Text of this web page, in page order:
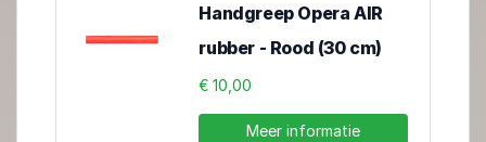
Handgreep Opera AIR
rubber - Rood (30 cm)
€ 10,00
Meer informatie